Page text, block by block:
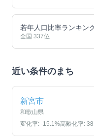
若年人口比率ランキン
全国 337位
近い条件のまち
新宮市
和歌山県
変化率: -15.1%高齢化率: